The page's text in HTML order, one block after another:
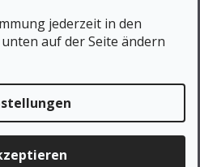
jederzeit in den
auf der Seite ändern
PLUS gelb/dunkelblau
Praktischer Sitz gegen